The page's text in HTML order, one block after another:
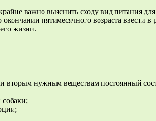
важно выяснить сходу вид питания
пятимесячного возраста ввести
жизни.
вторым нужным веществам постоянный